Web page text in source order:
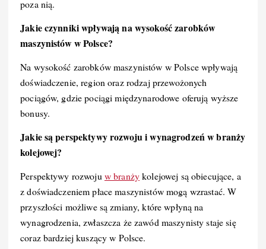
poza nią.
Jakie czynniki wpływają na wysokość zarobków
maszynistów w Polsce?
Na wysokość zarobków maszynistów w Polsce wpływają
doświadczenie, region oraz rodzaj przewożonych
pociągów, gdzie pociągi międzynarodowe oferują wyższe
bonusy.
Jakie są perspektywy rozwoju i wynagrodzeń w branży
kolejowej?
Perspektywy rozwojuw branżykolejowej są obiecujące, a
z doświadczeniem płace maszynistów mogą wzrastać. W
przyszłości możliwe są zmiany, które wpłyną na
wynagrodzenia, zwłaszcza że zawód maszynisty staje się
coraz bardziej kuszący w Polsce.